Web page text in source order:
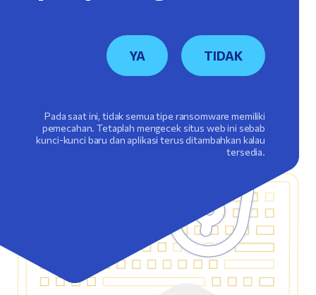
YA TIDAK
Pada saat ini, tidak semua tipe ransomware memiliki
pemecahan. Tetaplah mengecek situs web ini sebab
kunci-kunci baru dan aplikasi terus ditambahkan kalau
tersedia.